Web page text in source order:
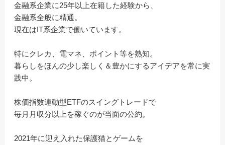
金融系企業に25年以上在籍した経験から、
金融系全般に精通。
現在はIT系企業で働いています。
特にクレカ、電マネ、ポイント等を熟知。
暮らしをほんの少し楽しく＆豊かにするアイデアを常に実
践中。
株価指数連動型ETFのスイングトレードで
毎月月収分以上を稼ぐのが当面の公約。
2021年に迎え入れた保護猫とゲームを